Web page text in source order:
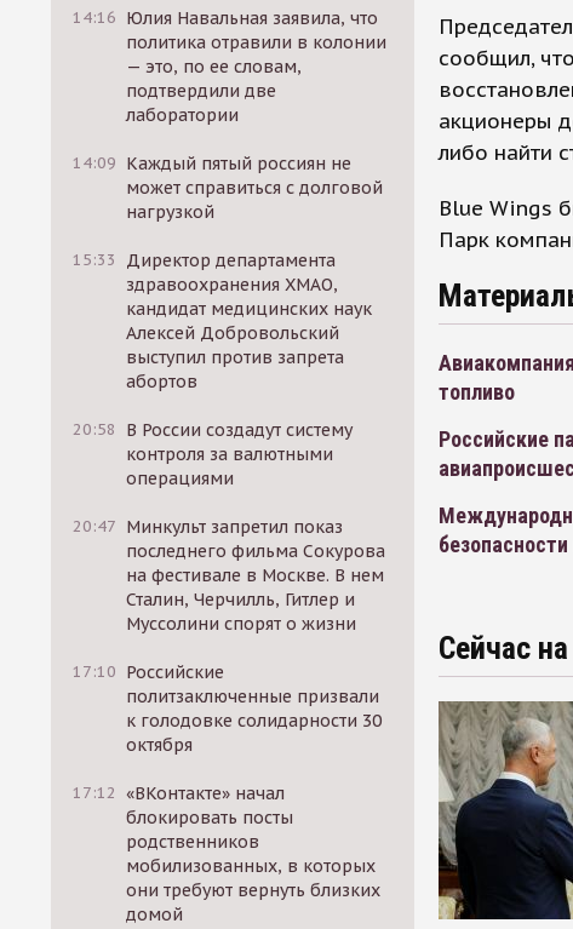
14:16 Юлия Навальная заявила, что
политика отравили в колонии
— это, по ее словам,
подтвердили две
лаборатории
14:09 Каждый пятый россиян не
может справиться с долговой
нагрузкой
15:33
Директор департамента
здравоохранения ХМАО,
кандидат медицинских наук
Алексей Добровольский
выступил против запрета
абортов
20:58
В России создадут систему
контроля за валютными
операциями
20:47 Минкульт запретил показ
последнего фильма Сокурова
на фестивале в Москве. В нем
Сталин, Черчилль, Гитлер и
Муссолини спорят о жизни
17:10 Российские
политзаключенные призвали
к голодовке солидарности 30
октября
17:12 «ВКонтакте» начал
блокировать посты
родственников
мобилизованных, в которых
они требуют вернуть близких
домой
сообщил,
акционеры
либо найти
Blue Wings
Парк
топливо
Российские
Сейчас